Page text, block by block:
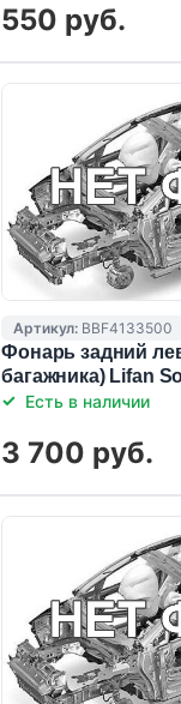
550 руб.
Артикул: BBF4133500
Фонарь задний
багажника) Lifan
Есть в наличии
3 700 руб.